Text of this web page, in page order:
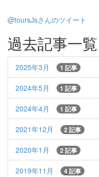
@toursJsさんのツイート
過去記事一覧
2025年3月 1 記事
2024年5月 1 記事
2024年4月 1 記事
2021年12月 2 記事
2020年1月 2 記事
2019年11月 4 記事